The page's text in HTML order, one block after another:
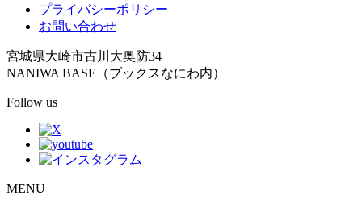
プライバシーポリシー
お問い合わせ
宮城県大崎市古川大奥防34
NANIWA BASE（ブックスなにわ内）
Follow us
MENU